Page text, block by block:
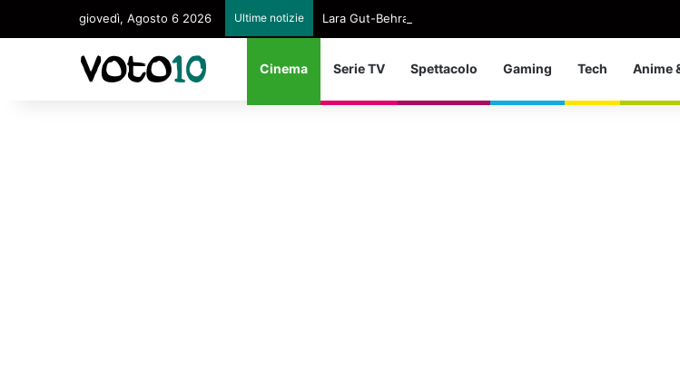
giovedì, Agosto 6 2026 Ultime notizie Lara Gut-Behrami si ritira: So che è arrivato il momento giusto
Cinema Serie TV Spettacolo Gaming Tech Anime